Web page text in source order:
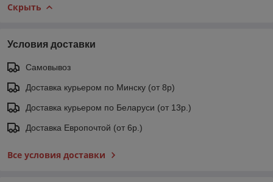
Скрыть
Условия доставки
Самовывоз
Доставка курьером по Минску (от 8р)
Доставка курьером по Беларуси (от 13р.)
Доставка Европочтой (от 6р.)
Все условия доставки